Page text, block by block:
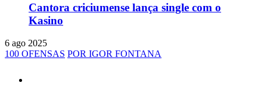
Cantora criciumense lança single com o
Kasino
6 ago 2025
100 OFENSAS POR IGOR FONTANA